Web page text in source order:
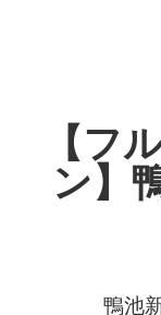
【フ
ン】
鴨池